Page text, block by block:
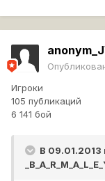
Игроки
105 публикаций
6 141 бой
В 09.01.2013